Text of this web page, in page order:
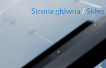
Strona główna / Sklep